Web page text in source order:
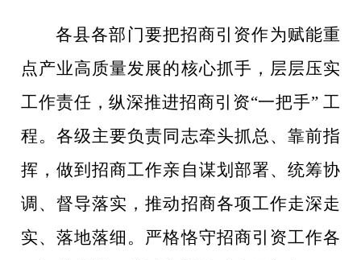
各县各部门要把招商引资作为赋能重
点产业高质量发展的核心抓手，层层压实
工作责任，纵深推进招商引资“一把手” 工
程。各级主要负责同志牵头抓总、靠前指
挥，做到招商工作亲自谋划部署、统筹协
调、督导落实，推动招商各项工作走深走
实、落地落细。严格恪守招商引资工作各